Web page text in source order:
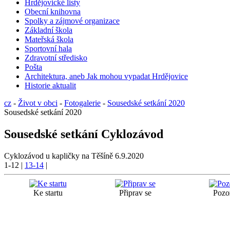
Hrdějovické listy
Obecní knihovna
Spolky a zájmové organizace
Základní škola
Mateřská škola
Sportovní hala
Zdravotní středisko
Pošta
Architektura, aneb Jak mohou vypadat Hrdějovice
Historie aktualit
cz - Život v obci - Fotogalerie - Sousedské setkání 2020
Sousedské setkání 2020
Sousedské setkání Cyklozávod
Cyklozávod u kapličky na Těšíně 6.9.2020
1-12 | 13-14 |
Ke startu Připrav se